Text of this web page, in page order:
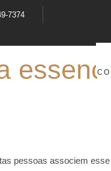
7374
pessoas associem